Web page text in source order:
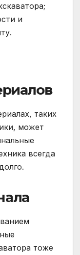
и
таких
может
всегда
тоже